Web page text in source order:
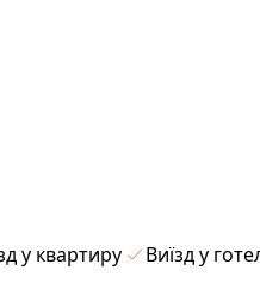
у квартиру Виїзд у